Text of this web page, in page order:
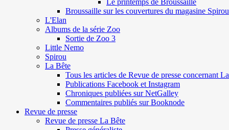
Broussaille sur les couvertures du magasine Spirou
L'Elan
Albums de la série Zoo
Sortie de Zoo 3
Little Nemo
Spirou
La Bête
Tous les articles de Revue de presse concernant
Publications Facebook et Instagram
Chroniques publiées sur NetGalley
Commentaires publiés sur Booknode
Revue de presse
Revue de presse La Bête